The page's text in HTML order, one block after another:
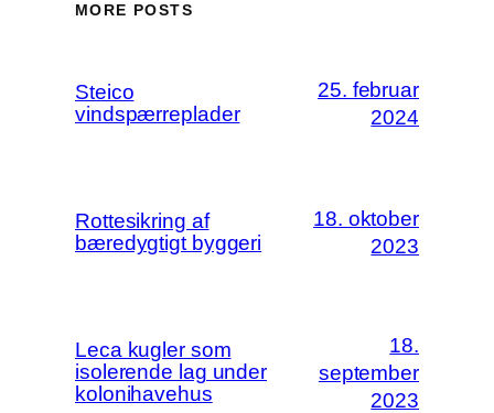
MORE POSTS
Steico
vindspærreplader
25. februar
2024
Rottesikring af
bæredygtigt byggeri
18. oktober
2023
Leca kugler som
isolerende lag under
kolonihavehus
18.
september
2023